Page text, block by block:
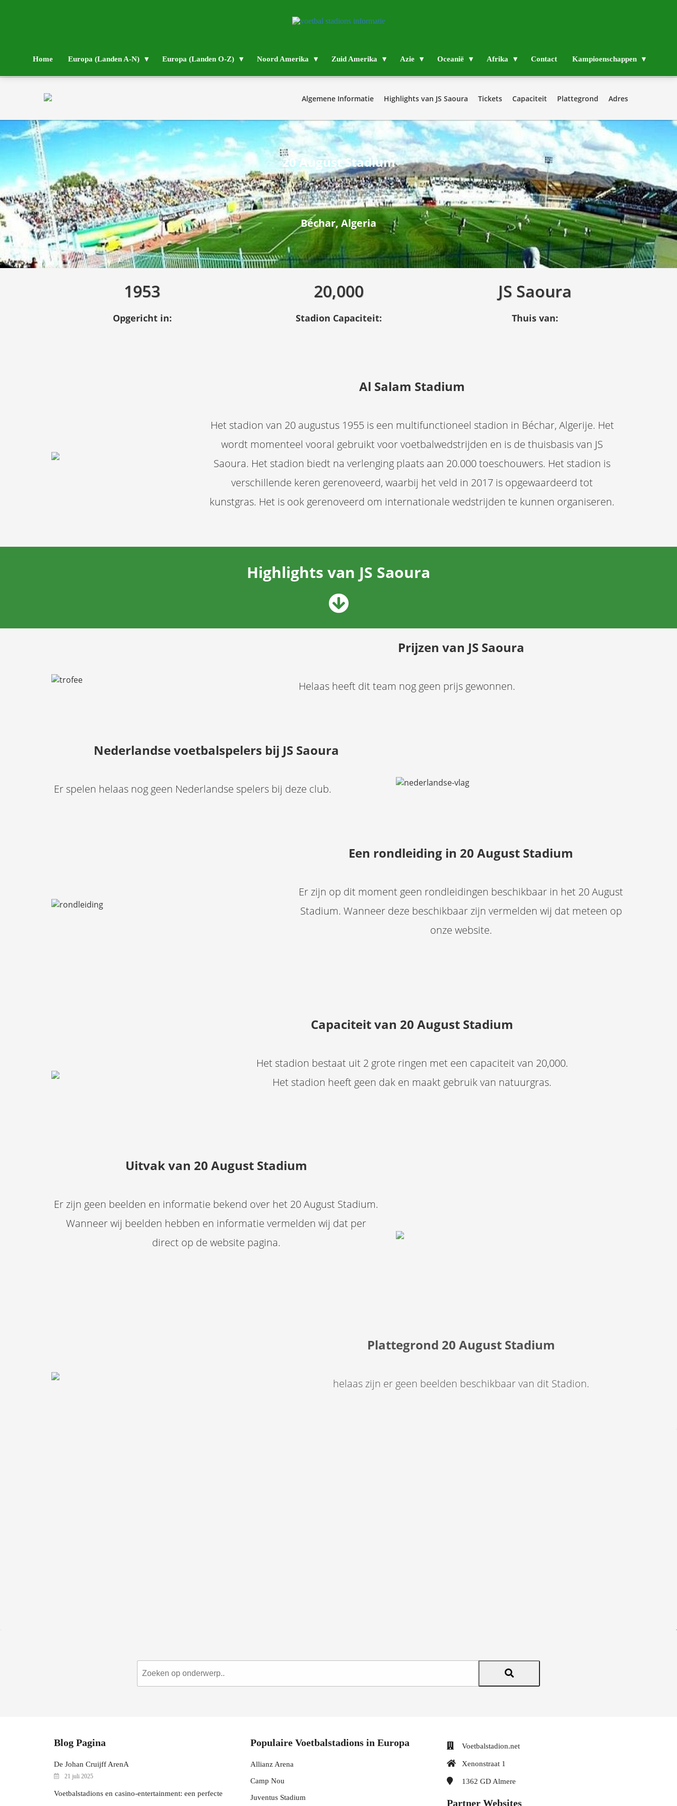
Home Europa (Landen A-N) Europa (Landen O-Z) Noord Amerika Zuid Amerika Azie Oceanië Afrika Contact Kampioenschappen
Algemene Informatie Highlights van JS Saoura Tickets Capaciteit Plattegrond Adres
20 August Stadium
Béchar, Algeria
1953
Opgericht in:
20,000
Stadion Capaciteit:
JS Saoura
Thuis van:
Al Salam Stadium
Het stadion van 20 augustus 1955 is een multifunctioneel stadion in Béchar, Algerije. Het
wordt momenteel vooral gebruikt voor voetbalwedstrijden en is de thuisbasis van JS
Saoura. Het stadion biedt na verlenging plaats aan 20.000 toeschouwers. Het stadion is
verschillende keren gerenoveerd, waarbij het veld in 2017 is opgewaardeerd tot
kunstgras. Het is ook gerenoveerd om internationale wedstrijden te kunnen organiseren.
Highlights van JS Saoura
Prijzen van JS Saoura
Helaas heeft dit team nog geen prijs gewonnen.
Nederlandse voetbalspelers bij JS Saoura
Er spelen helaas nog geen Nederlandse spelers bij deze club.
Een rondleiding in 20 August Stadium
Er zijn op dit moment geen rondleidingen beschikbaar in het 20 August
Stadium. Wanneer deze beschikbaar zijn vermelden wij dat meteen op
onze website.
Capaciteit van 20 August Stadium
Het stadion bestaat uit 2 grote ringen met een capaciteit van 20,000.
Het stadion heeft geen dak en maakt gebruik van natuurgras.
Uitvak van 20 August Stadium
Er zijn geen beelden en informatie bekend over het 20 August Stadium.
Wanneer wij beelden hebben en informatie vermelden wij dat per
direct op de website pagina.
Plattegrond 20 August Stadium
helaas zijn er geen beelden beschikbaar van dit Stadion.
Blog Pagina
De Johan Cruijff ArenA
21 juli 2025
Voetbalstadions en casino-entertainment: een perfecte
Populaire Voetbalstadions in Europa
Allianz Arena
Camp Nou
Juventus Stadium
Voetbalstadion.net
Xenonstraat 1
1362 GD Almere
Partner Websites